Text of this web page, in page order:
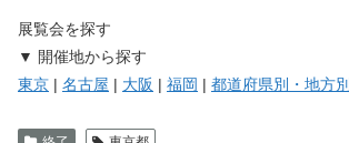
展覧会を探す
▼ 開催地から探す
東京 | 名古屋 | 大阪 | 福岡 | 都道府県別・地方別